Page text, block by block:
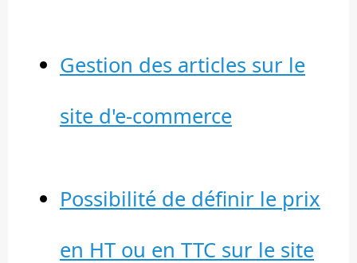
Gestion des articles sur le
site d'e-commerce
Possibilité de définir le prix
en HT ou en TTC sur le site